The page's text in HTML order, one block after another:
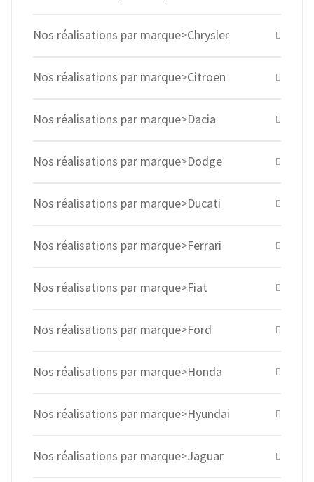
Nos réalisations par marque>Chrysler
Nos réalisations par marque>Citroen
Nos réalisations par marque>Dacia
Nos réalisations par marque>Dodge
Nos réalisations par marque>Ducati
Nos réalisations par marque>Ferrari
Nos réalisations par marque>Fiat
Nos réalisations par marque>Ford
Nos réalisations par marque>Honda
Nos réalisations par marque>Hyundai
Nos réalisations par marque>Jaguar